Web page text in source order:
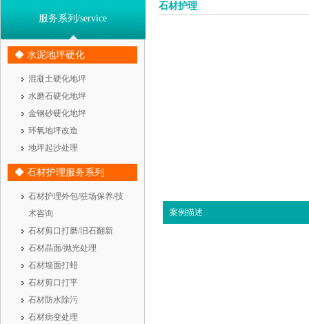
服务系列/service
◆ 水泥地坪硬化
混凝土硬化地坪
水磨石硬化地坪
金钢砂硬化地坪
环氧地坪改造
地坪起沙处理
◆ 石材护理服务系列
石材护理外包/驻场保养/技
术咨询
石材剪口打磨/旧石翻新
石材晶面/抛光处理
石材墙面打蜡
石材剪口打平
石材防水除污
石材病变处理
石材护理
案例描述